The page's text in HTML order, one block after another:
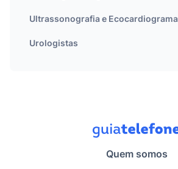
Ultrassonografia e Ecocardiograma
Urologistas
Quem somos